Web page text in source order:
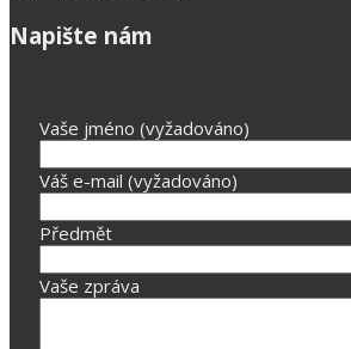
Napište nám
Vaše jméno (vyžadováno)
Váš e-mail (vyžadováno)
Předmět
Vaše zpráva